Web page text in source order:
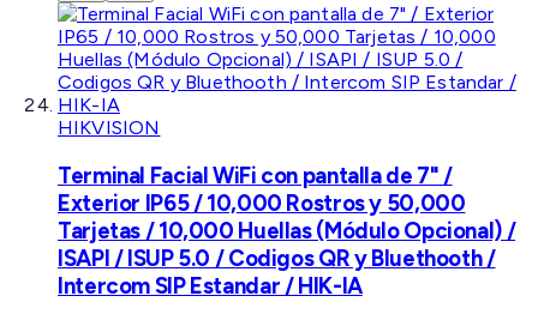
HIKVISION
Terminal Facial WiFi con pantalla de 7" /
Exterior IP65 / 10,000 Rostros y 50,000
Tarjetas / 10,000 Huellas (Módulo Opcional) /
ISAPI / ISUP 5.0 / Codigos QR y Bluethooth /
Intercom SIP Estandar / HIK-IA